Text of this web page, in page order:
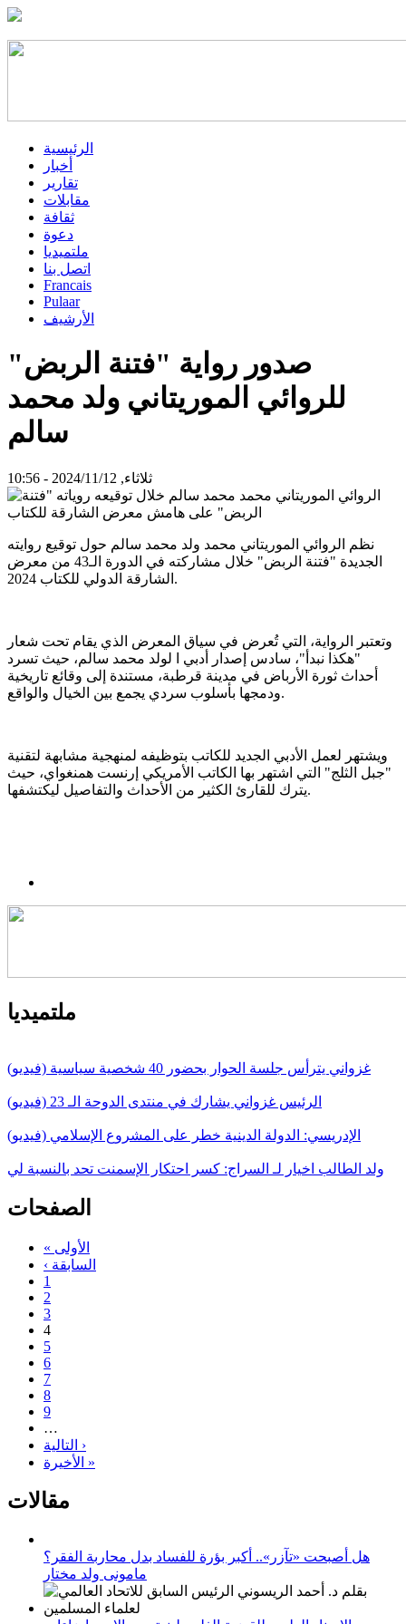
الرئيسية
أخبار
تقارير
مقابلات
ثقافة
دعوة
ملتميديا
اتصل بنا
Francais
Pulaar
الأرشيف
صدور رواية "فتنة الربض"
للروائي الموريتاني ولد محمد
سالم
ثلاثاء, 2024/11/12 - 10:56
نظم الروائي الموريتاني محمد ولد محمد سالم حول توقيع روايته
الجديدة "فتنة الربض" خلال مشاركته في الدورة الـ43 من معرض
الشارقة الدولي للكتاب 2024.
وتعتبر الرواية، التي تُعرض في سياق المعرض الذي يقام تحت شعار
"هكذا نبدأ"، سادس إصدار أدبي ا لولد محمد سالم، حيث تسرد
أحداث ثورة الأرباض في مدينة قرطبة، مستندة إلى وقائع تاريخية
ودمجها بأسلوب سردي يجمع بين الخيال والواقع.
ويشتهر لعمل الأدبي الجديد للكاتب بتوظيفه لمنهجية مشابهة لتقنية
"جبل الثلج" التي اشتهر بها الكاتب الأمريكي إرنست همنغواي، حيث
يترك للقارئ الكثير من الأحداث والتفاصيل ليكتشفها.
ملتميديا
غزواني يترأس جلسة الحوار بحضور 40 شخصية سياسية (فيديو)
الرئيس غزواني يشارك في منتدى الدوحة الـ 23 (فيديو)
الإدريسي: الدولة الدينية خطر على المشروع الإسلامي (فيديو)
ولد الطالب اخيار لـ السراج: كسر احتكار الإسمنت تحد بالنسبة لي
الصفحات
« الأولى
‹ السابقة
1
2
3
4
5
6
7
8
9
…
التالية ›
الأخيرة »
مقالات
هل أصبحت «تآزر».. أكبر بؤرة للفساد بدل محاربة الفقر؟
مامونى ولد مختار